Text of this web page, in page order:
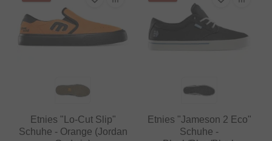
Etnies "Lo-Cut Slip"
Schuhe - Orange (Jordan
Etnies "Jameson 2 Eco"
Schuhe -